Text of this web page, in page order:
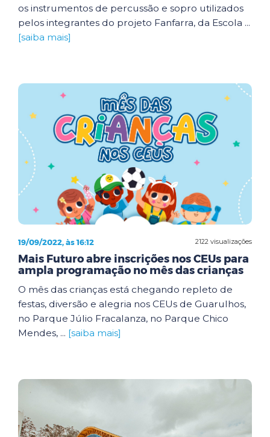
os instrumentos de percussão e sopro utilizados
pelos integrantes do projeto Fanfarra, da Escola ...
[saiba mais]
2122 visualizações
19/09/2022, às 16:12
Mais Futuro abre inscrições nos CEUs para
ampla programação no mês das crianças
O mês das crianças está chegando repleto de
festas, diversão e alegria nos CEUs de Guarulhos,
no Parque Júlio Fracalanza, no Parque Chico
Mendes, ... [saiba mais]